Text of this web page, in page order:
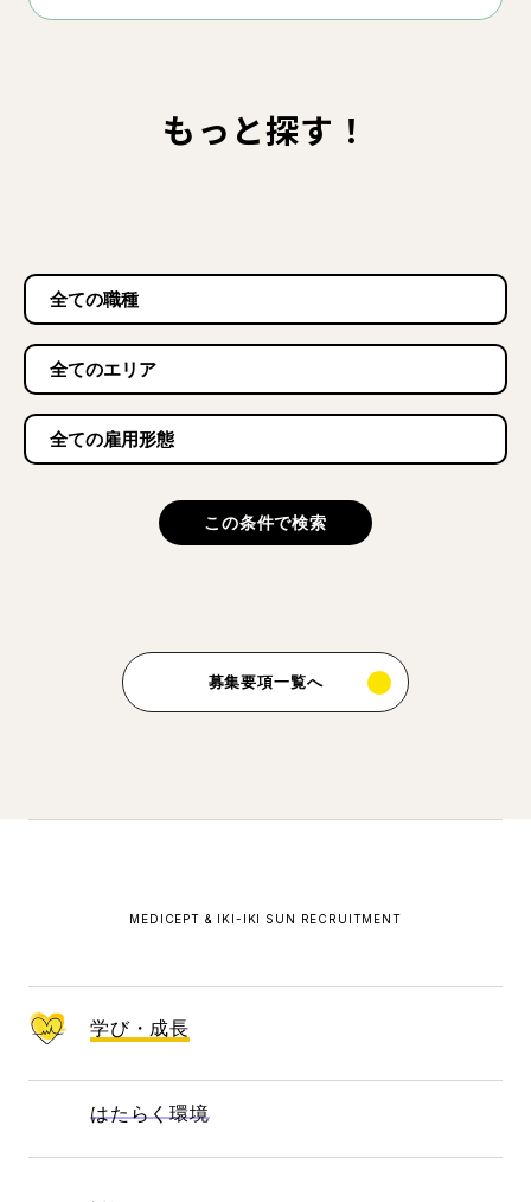
もっと探す！
この条件で検索
募集要項一覧へ
MEDICEPT & IKI-IKI SUN RECRUITMENT
学び・成長
はたらく環境